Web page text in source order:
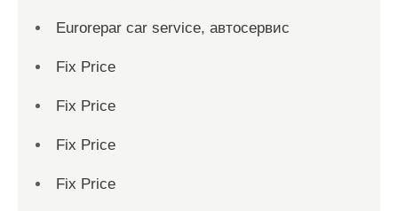
Eurorepar car service, автосервис
Fix Price
Fix Price
Fix Price
Fix Price